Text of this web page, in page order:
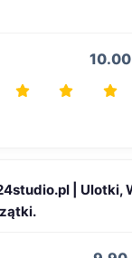
10.00